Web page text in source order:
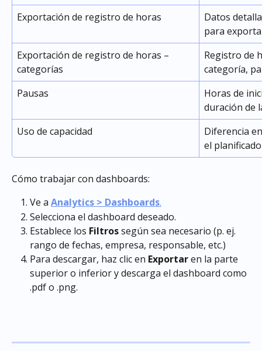
Exportación de registro de horas
Datos
para
Exportación de registro de horas –
categorías
Registro de
categoría,
Pausas
Horas de
duración de
Uso de capacidad
Diferencia
el planificado
Cómo trabajar con dashboards:
Ve a Analytics > Dashboards.
Selecciona el dashboard deseado.
Establece los Filtros según sea necesario (p. ej.
rango de fechas, empresa, responsable, etc.)
Para descargar, haz clic en Exportar en la parte
superior o inferior y descarga el dashboard como
.pdf o .png.